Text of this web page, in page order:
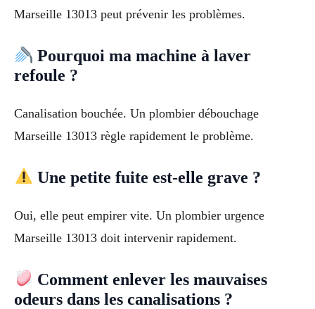
Marseille 13013 peut prévenir les problèmes.
Pourquoi ma machine à laver
refoule ?
Canalisation bouchée. Un plombier débouchage
Marseille 13013 règle rapidement le problème.
Une petite fuite est-elle grave ?
Oui, elle peut empirer vite. Un plombier urgence
Marseille 13013 doit intervenir rapidement.
Comment enlever les mauvaises
odeurs dans les canalisations ?